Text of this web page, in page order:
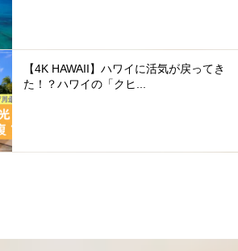
【4K HAWAII】ハワイに活気が戻ってき
た！？ハワイの「クヒ...